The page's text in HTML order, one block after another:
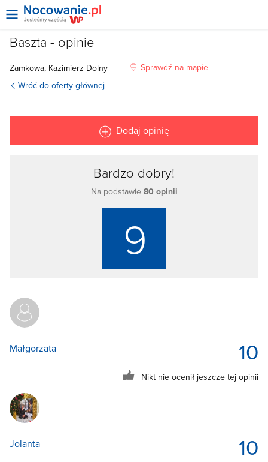
Baszta - opinie
Zamkowa, Kazimierz Dolny
Sprawdź na mapie
Wróć do oferty głównej
Dodaj opinię
Bardzo dobry!
Na podstawie 80 opinii
9
10
Małgorzata
Nikt nie ocenił jeszcze tej opinii
10
Jolanta